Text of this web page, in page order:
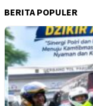
BERITA POPULER